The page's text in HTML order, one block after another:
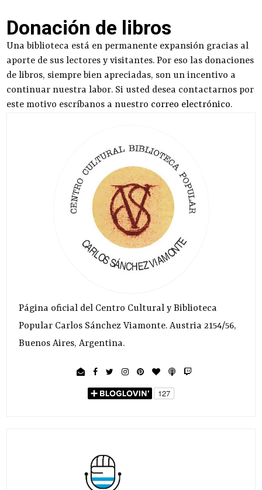
Donación de libros
Una biblioteca está en permanente expansión gracias al
aporte de sus lectores y visitantes. Por eso las donaciones
de libros, siempre bien apreciadas, son un incentivo a
continuar nuestra labor. Si usted desea contactarnos por
este motivo escríbanos a nuestro correo electrónico.
Página oficial del Centro Cultural y Biblioteca
Popular Carlos Sánchez Viamonte. Austria 2154/56,
Buenos Aires, Argentina.